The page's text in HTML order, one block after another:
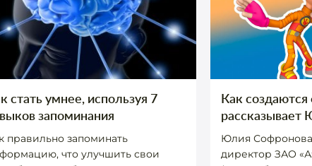
стать умнее, используя 7
запоминания
правильно запоминать
что улучшить свои
Как
рассказывает
Юлия
директор ЗАО